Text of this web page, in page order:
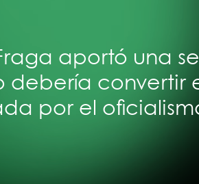
aportó una
debería convertir
por el